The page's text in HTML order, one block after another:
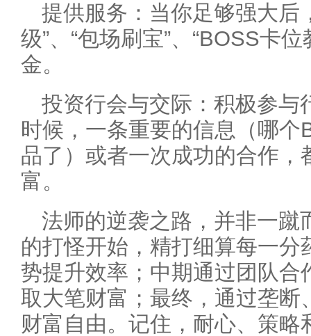
提供服务：当你足够强大后
级”、“包场刷宝”、“BOSS卡
金。
投资行会与交际：积极参与
时候，一条重要的信息（哪
品了）或者一次成功的合作，
富。
法师的逆袭之路，并非一蹴
的打怪开始，精打细算每一
势提升效率；中期通过团队合
取大笔财富；最终，通过垄断
财富自由。记住，耐心、策